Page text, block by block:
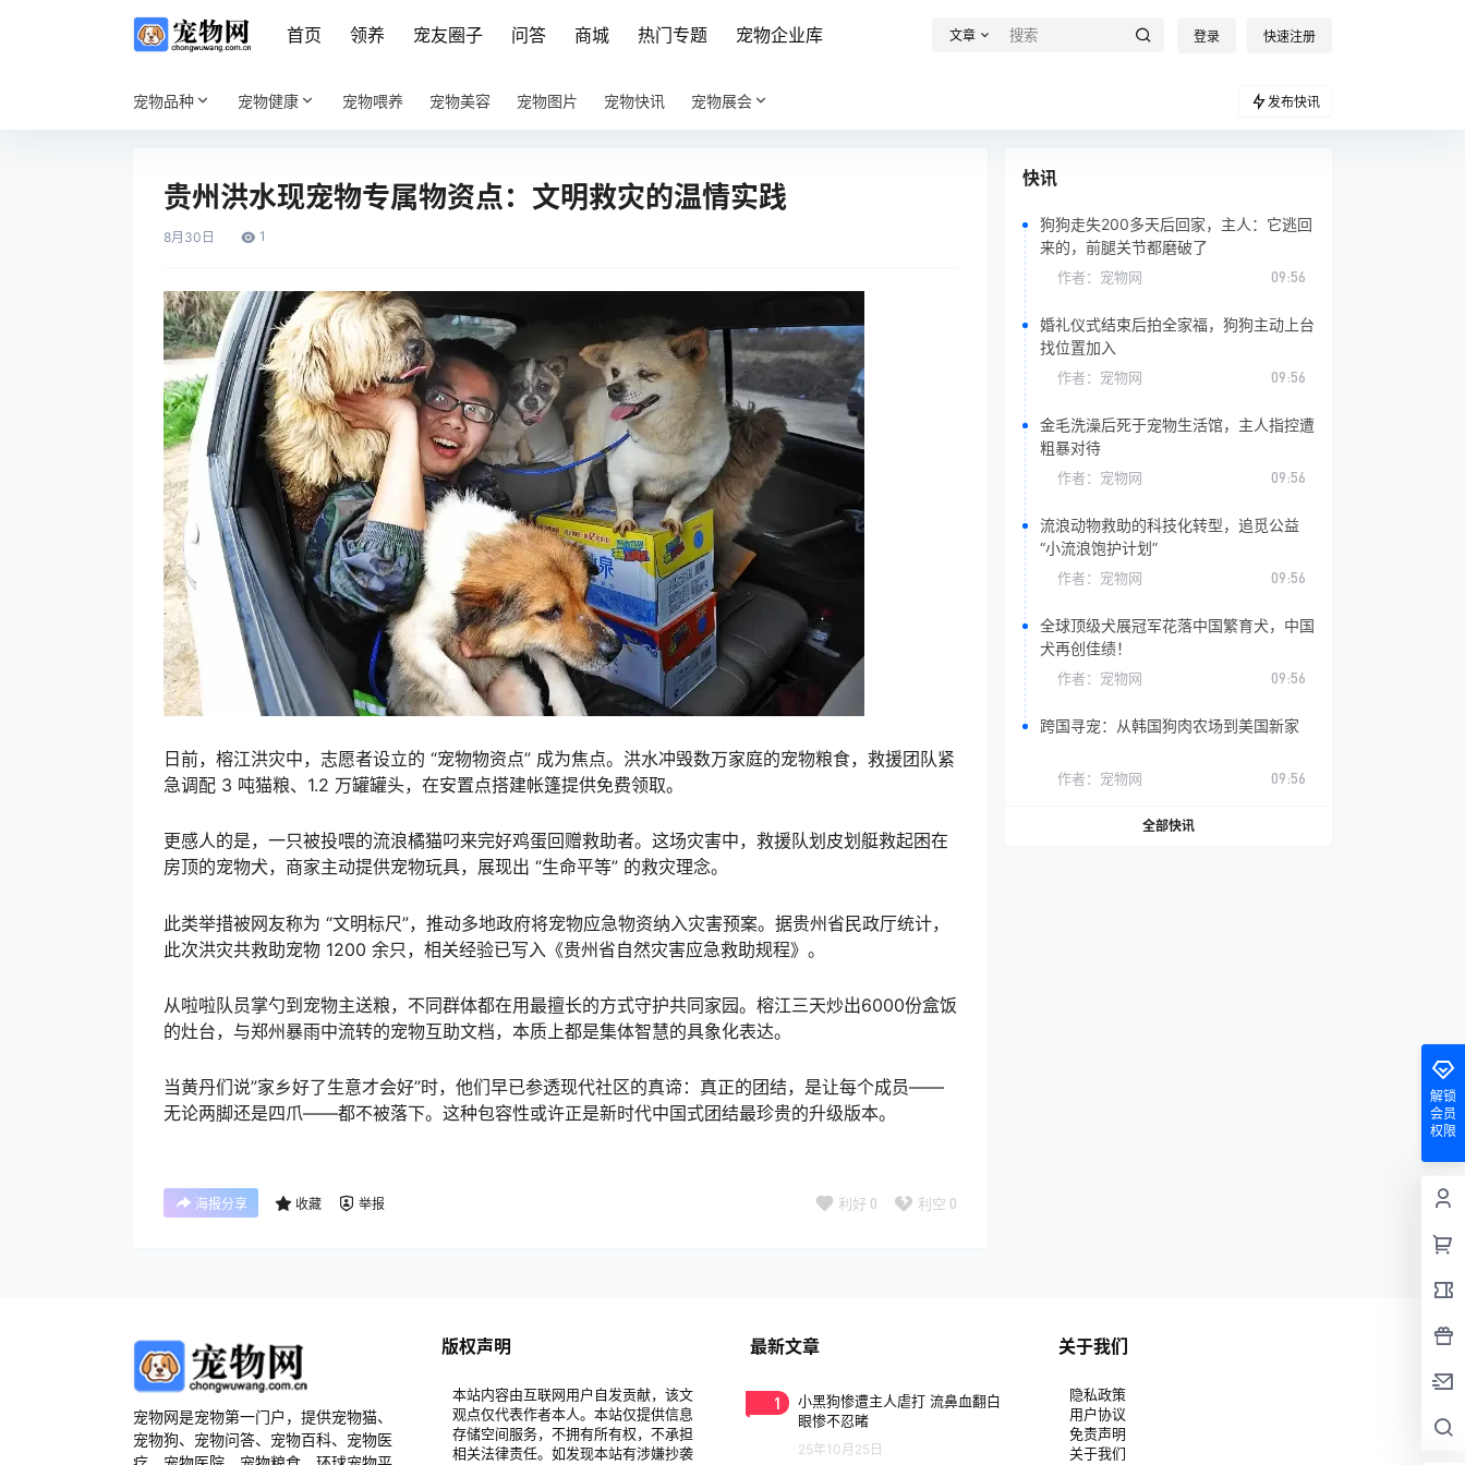
首页 领养 宠友圈子 问答 商城 热门专题 宠物企业库 文章 登录 快速注册
宠物品种 宠物健康 宠物喂养 宠物美容 宠物图片 宠物快讯 宠物展会 发布快讯
贵州洪水现宠物专属物资点：文明救灾的温情实践
8月 30日 1
日前，榕江洪灾中，志愿者设立的 “宠物物资点” 成为焦点。洪水冲毁数万家庭的宠物粮食，救援团队紧
急调配 3 吨猫粮、1.2 万罐罐头，在安置点搭建帐篷提供免费领取。
更感人的是，一只被投喂的流浪橘猫叼来完好鸡蛋回赠救助者。这场灾害中，救援队划皮划艇救起困在
房顶的宠物犬，商家主动提供宠物玩具，展现出 “生命平等” 的救灾理念。
此类举措被网友称为 “文明标尺”，推动多地政府将宠物应急物资纳入灾害预案。据贵州省民政厅统计，
此次洪灾共救助宠物 1200 余只，相关经验已写入《贵州省自然灾害应急救助规程》。
从啦啦队员掌勺到宠物主送粮，不同群体都在用最擅长的方式守护共同家园。榕江三天炒出6000份盒饭
的灶台，与郑州暴雨中流转的宠物互助文档，本质上都是集体智慧的具象化表达。
当黄丹们说”家乡好了生意才会好”时，他们早已参透现代社区的真谛：真正的团结，是让每个成员——
无论两脚还是四爪——都不被落下。这种包容性或许正是新时代中国式团结最珍贵的升级版本。
海报分享 收藏 举报 利好 0 利空 0
快讯
狗狗走失200多天后回家，主人：它逃回
来的，前腿关节都磨破了
作者： 宠物网 09:56
婚礼仪式结束后拍全家福，狗狗主动上台
找位置加入
作者： 宠物网 09:56
金毛洗澡后死于宠物生活馆，主人指控遭
粗暴对待
作者： 宠物网 09:56
流浪动物救助的科技化转型，追觅公益
“小流浪饱护计划”
作者： 宠物网 09:56
全球顶级犬展冠军花落中国繁育犬，中国
犬再创佳绩！
作者： 宠物网 09:56
跨国寻宠：从韩国狗肉农场到美国新家
作者： 宠物网 09:56
全部快讯
解锁
会员
权限
宠物网是宠物第一门户，提供宠物猫、
宠物狗、宠物问答、宠物百科、宠物医
版权声明
本站内容由互联网用户自发贡献，该文
观点仅代表作者本人。本站仅提供信息
存储空间服务，不拥有所有权，不承担
相关法律责任。如发现本站有涉嫌抄袭
最新文章
1
小黑狗惨遭主人虐打 流鼻血翻白
眼惨不忍睹
25年10月25日
关于我们
隐私政策
用户协议
免责声明
关于我们